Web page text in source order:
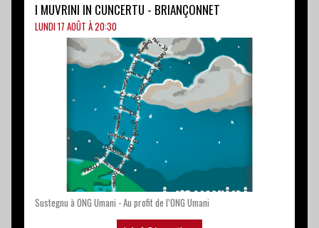
Sustegnu à ONG Umani - Au profit de l’ONG Umani
Info & Réservations
I SCONTRI DI CALINZANA 26ESIMA EDIZIONE
LUNDI 17 AOÛT À 21:30